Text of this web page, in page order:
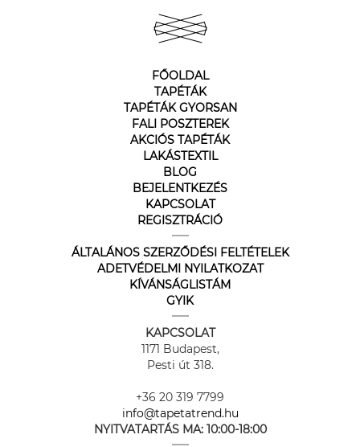
FŐOLDAL
TAPÉTÁK
TAPÉTÁK GYORSAN
FALI POSZTEREK
AKCIÓS TAPÉTÁK
LAKÁSTEXTIL
BLOG
BEJELENTKEZÉS
KAPCSOLAT
REGISZTRÁCIÓ
ÁLTALÁNOS SZERZŐDÉSI FELTÉTELEK
ADETVÉDELMI NYILATKOZAT
KÍVÁNSÁGLISTÁM
GYIK
KAPCSOLAT
1171 Budapest,
Pesti út 318.
+36 20 319 7799
info@tapetatrend.hu
NYITVATARTÁS MA: 10:00-18:00